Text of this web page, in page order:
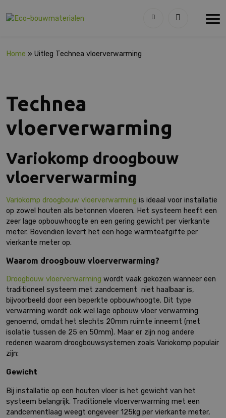
Home » Uitleg Technea vloerverwarming
Technea
vloerverwarming
Variokomp droogbouw
vloerverwarming
Variokomp droogbouw vloerverwarming is ideaal voor installatie
op zowel houten als betonnen vloeren. Het systeem heeft een
zeer lage opbouwhoogte en een gering gewicht per vierkante
meter. Bovendien levert het een hoge warmteafgifte per
vierkante meter op.
Waarom droogbouw vloerverwarming?
Droogbouw vloerverwarming wordt vaak gekozen wanneer een
traditioneel systeem met zandcement niet haalbaar is,
bijvoorbeeld door een beperkte opbouwhoogte. Dit type
verwarming wordt ook wel lage opbouw vloer verwarming
genoemd, omdat het slechts 20mm ruimte inneemt (met
isolatie tussen de 25 en 50mm). Maar er zijn nog andere
redenen waarom droogbouwsystemen zoals Variokomp populair
zijn:
Gewicht
Bij installatie op een houten vloer is het gewicht van het
systeem belangrijk. Traditionele vloerverwarming met een
zandcementlaag weegt ongeveer 125kg per vierkante meter,